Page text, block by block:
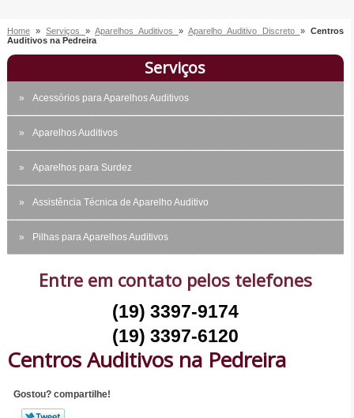
Home » Serviços » Aparelhos Auditivos » Aparelho Auditivo Discreto » Centros
Auditivos na Pedreira
Serviços
Acessórios para Aparelhos Auditivos
Aparelhos Auditivos
Aparelhos para Surdez
Assistência Técnica de Aparelho Auditivo
Pilhas para Aparelhos Auditivos
Entre em contato pelos telefones
(19) 3397-9174
(19) 3397-6120
Centros Auditivos na Pedreira
Gostou? compartilhe!